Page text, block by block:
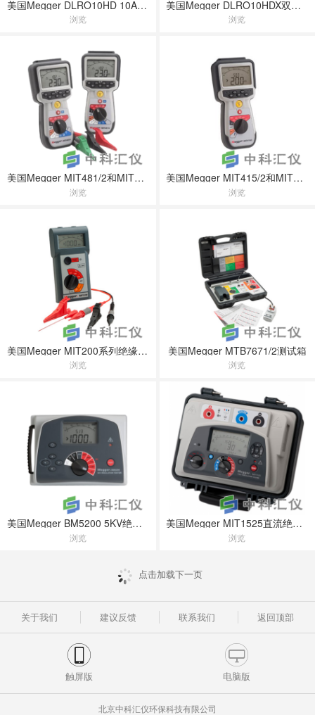
美国Megger DLRO10HD 10A低阻欧姆表
浏览
美国Megger DLRO10HDX双电源10欧姆表
浏览
美国Megger MIT481/2和MIT485/2电讯应用的绝缘和连续性测试仪
浏览
美国Megger MIT415/2和MIT417/2 CAT IV绝缘测试仪
浏览
美国Megger MIT200系列绝缘和连续性测试仪
浏览
美国Megger MTB7671/2测试箱
浏览
美国Megger BM5200 5KV绝缘电阻测试仪
浏览
美国Megger MIT1525直流绝缘电阻测试仪
浏览
点击加载下一页
关于我们 建议反馈 联系我们 返回顶部
触屏版 电脑版
北京中科汇仪环保科技有限公司